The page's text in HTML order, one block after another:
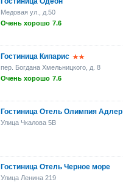
Медовая ул., д.50
Очень хорошо 7.6
Гостиница Кипарис
пер. Богдана Хмельницкого, д. 8
Очень хорошо 7.6
Гостиница Отель Олимпия Адлер
Улица Чкалова 5B
Гостиница Отель Черное море
Улица Ленина 219